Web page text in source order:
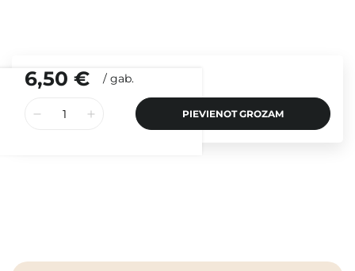
6,50 € / gab.
PIEVIENOT GROZAM